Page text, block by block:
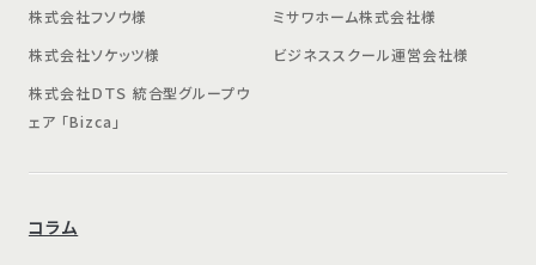
株式会社フソウ様
ミサワホーム株式会社様
株式会社ソケッツ様
ビジネススクール運営会社様
株式会社ＤＴＳ 統合型グループウ
ェア 「Bizca」
コラム